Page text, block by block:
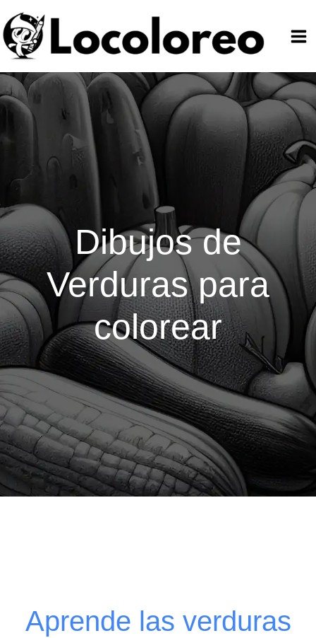
al
contenido
Dibujos de
Verduras para
colorear
Aprende las verduras